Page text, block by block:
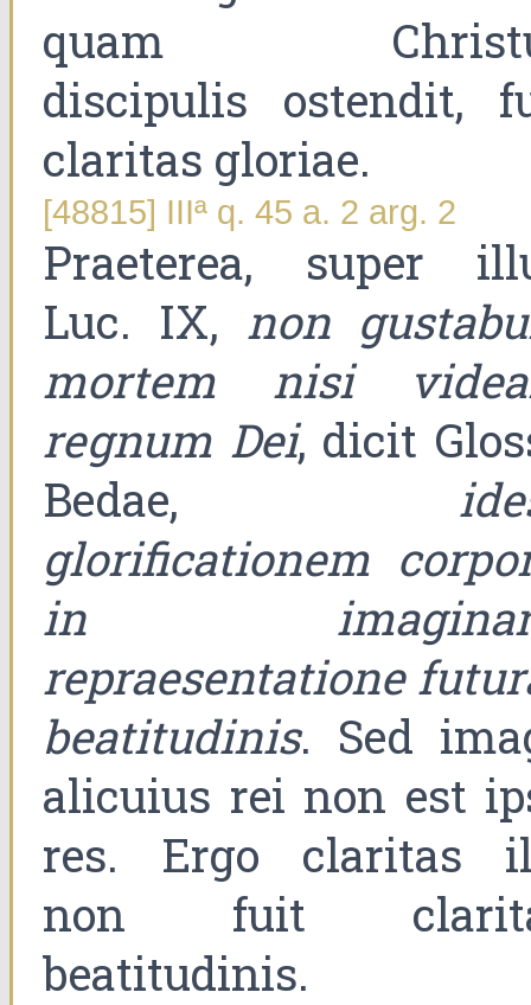
quam
discipulis ostendit,
claritas gloriae.
[48815] IIIª q. 45 a. 2 arg. 2
Praeterea, super
Luc. IX, non
mortem nisi
regnum Dei, dicit
Bedae,
glorificationem
in
repraesentatione
beatitudinis. Sed
alicuius rei non est
res. Ergo claritas
non fuit
beatitudinis.